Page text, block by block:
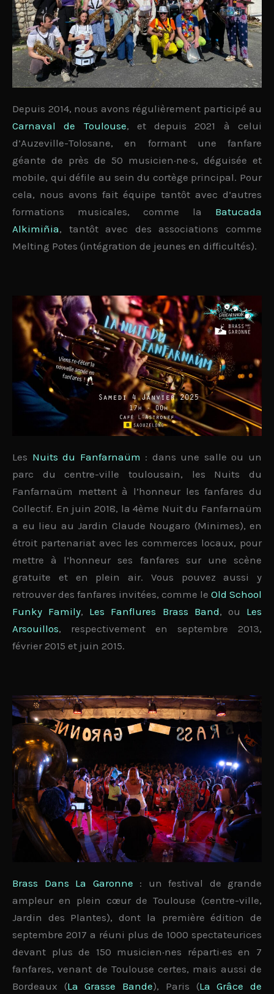
Depuis 2014, nous avons régulièrement participé au
Carnaval de Toulouse, et depuis 2021 à celui
d’Auzeville-Tolosane, en formant une fanfare
géante de près de 50 musicien·ne·s, déguisée et
mobile, qui défile au sein du cortège principal. Pour
cela, nous avons fait équipe tantôt avec d’autres
formations musicales, comme la Batucada
Alkimiñia, tantôt avec des associations comme
Melting Potes (intégration de jeunes en difficultés).
Les Nuits du Fanfarnaüm : dans une salle ou un
parc ducentre-ville toulousain, les Nuits du
Fanfarnaüm mettent à l’honneur les fanfares du
Collectif. En juin 2018, la 4ème Nuit du Fanfarnaüm
a eu lieu au Jardin Claude Nougaro (Minimes), en
étroit partenariat avec les commerces locaux, pour
mettre à l’honneur ses fanfares sur une scène
gratuite et en plein air. Vous pouvez aussi y
retrouver des fanfares invitées, comme le Old School
Funky Family, Les Fanflures Brass Band, ou Les
Arsouillos, respectivement en septembre 2013,
février 2015 et juin 2015.
Brass Dans La Garonne : un festival de grande
ampleur en plein cœur de Toulouse (centre-ville,
Jardin des Plantes), dont la première édition de
septembre 2017 a réuni plus de 1000 spectateurices
devant plus de 150 musicien·nes réparti·es en 7
fanfares, venant de Toulouse certes, mais aussi de
Bordeaux (La Grasse Bande), Paris (La Grâce de